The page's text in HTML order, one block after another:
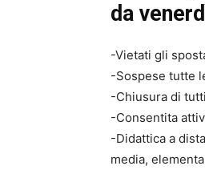
da
-Vietati gli
-Sospese tutte
-Chiusura di
-Consentita
-Didattica a
media,